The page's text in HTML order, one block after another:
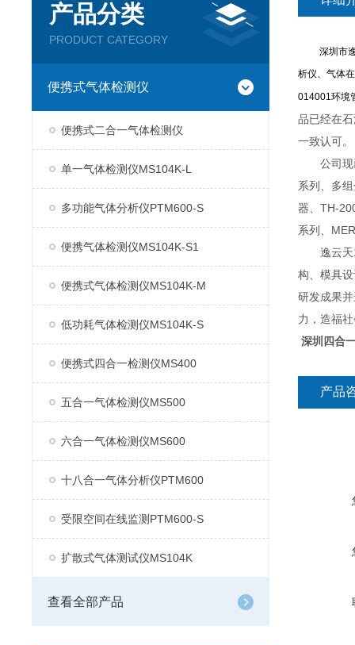
产品分类
PRODUCT CATEGORY
便携式气体检测仪
便携式二合一气体检测仪
单一气体检测仪MS104K-L
多功能气体分析仪PTM600-S
便携气体检测仪MS104K-S1
便携式气体检测仪MS104K-M
低功耗气体检测仪MS104K-S
便携式四合一检测仪MS400
五合一气体检测仪MS500
六合一气体检测仪MS600
十八合一气体分析仪PTM600
受限空间在线监测PTM600-S
扩散式气体测试仪MS104K
查看全部产品
深圳市逸云
析仪、气体
014001环境
品已经在
一致认可。
公司现已
系列、多
器、TH-
系列、
逸云天13
构、模具
研发成果
力，造福
深圳四合
产品